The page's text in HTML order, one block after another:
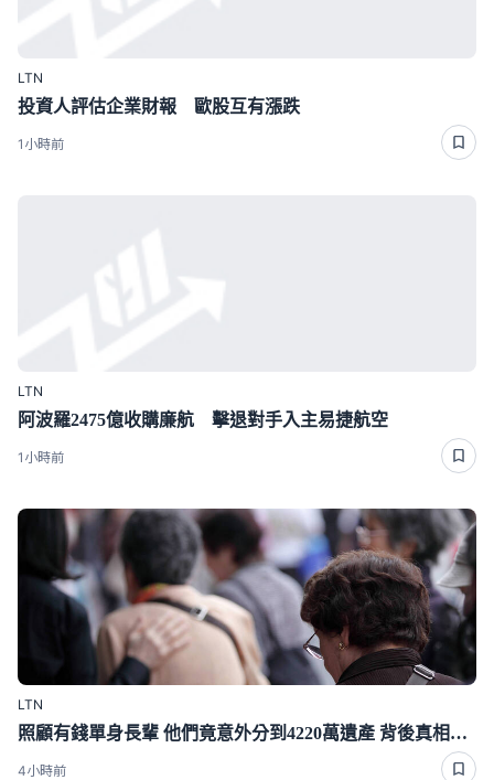
LTN
投資人評估企業財報 歐股互有漲跌
1小時前
LTN
阿波羅2475億收購廉航 擊退對手入主易捷航空
1小時前
LTN
照顧有錢單身長輩 他們竟意外分到4220萬遺產 背後真相曝光了
4小時前